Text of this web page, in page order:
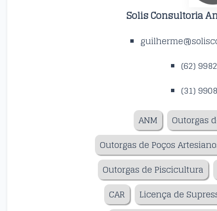
Solis Consultoria
(62)
(31)
ANM
Outorgas
Outorgas de Poços
Outorgas de Piscicultura
CAR
Licença de